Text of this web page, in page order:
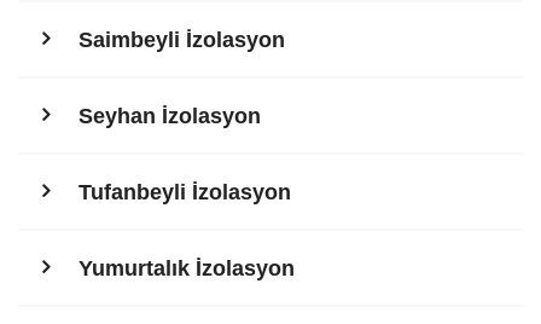
Saimbeyli İzolasyon
Seyhan İzolasyon
Tufanbeyli İzolasyon
Yumurtalık İzolasyon